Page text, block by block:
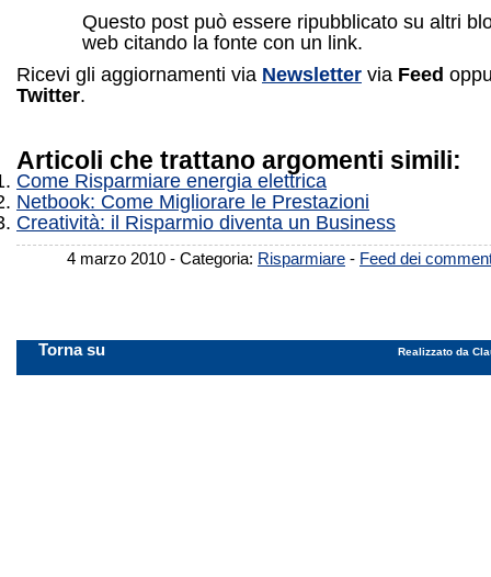
Questo post può essere ripubblicato su altri
web citando la fonte con un link.
Ricevi gli aggiornamenti via Newsletter via Feed
Twitter.
Articoli che trattano argomenti simili:
Come Risparmiare energia elettrica
Netbook: Come Migliorare le Prestazioni
Creatività: il Risparmio diventa un Business
4 marzo 2010 - Categoria: Risparmiare - Feed dei
Torna su Realizzato da